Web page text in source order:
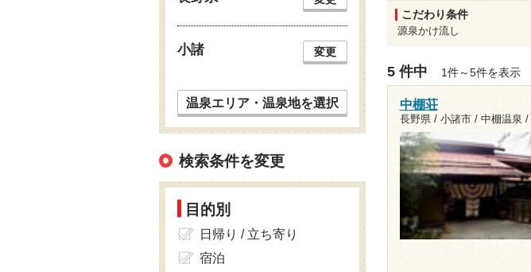
こだわり条件
源泉かけ流し
5 件中 1件～5件を表示
中棚荘
長野県 / 小諸市 / 中棚温泉 /
小諸 変更
温泉エリア・温泉地を選択
検索条件を変更
目的別
日帰り / 立ち寄り
宿泊